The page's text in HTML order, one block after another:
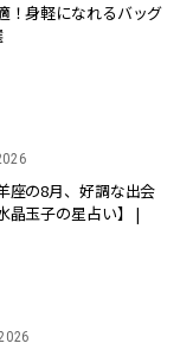
！身軽になれるバッグ
座の8月、好調な出会
晶玉子の星占い】 |